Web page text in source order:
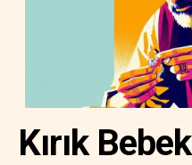
Kırık Bebek